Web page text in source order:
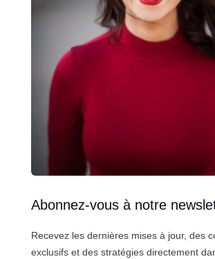
Abonnez-vous à notre
Recevez les dernières mises à jour, des
exclusifs et des stratégies directement